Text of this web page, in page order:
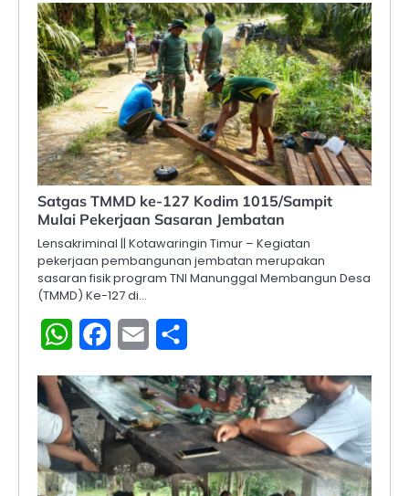
Satgas TMMD ke-127 Kodim 1015/Sampit
Mulai Pekerjaan Sasaran Jembatan
Lensakriminal || Kotawaringin Timur – Kegiatan
pekerjaan pembangunan jembatan merupakan
sasaran fisik program TNI Manunggal Membangun Desa
(TMMD) Ke-127 di…
WhatsAppFacebook
Email